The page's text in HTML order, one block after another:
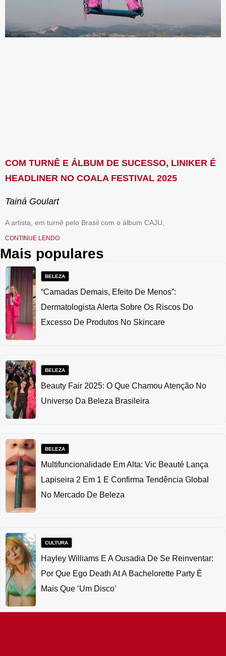
COM TURNÊ E ÁLBUM DE SUCESSO, LINIKER É
HEADLINER NO COALA FESTIVAL 2025
Tainá Goulart
A artista, em turnê pelo Brasil com o álbum CAJU,
CONTINUE LENDO
Mais populares
BELEZA
“Camadas Demais, Efeito De Menos”:
Dermatologista Alerta Sobre Os Riscos Do
Excesso De Produtos No Skincare
BELEZA
Beauty Fair 2025: O Que Chamou Atenção No
Universo Da Beleza Brasileira
BELEZA
Multifuncionalidade Em Alta: Vic Beauté Lança
Lapiseira 2 Em 1 E Confirma Tendência Global
No Mercado De Beleza
CULTURA
Hayley Williams E A Ousadia De Se Reinventar:
Por Que Ego Death At A Bachelorette Party É
Mais Que ‘um Disco’